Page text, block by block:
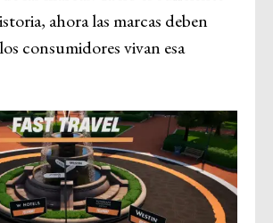
ahora las marcas deben
consumidores vivan esa